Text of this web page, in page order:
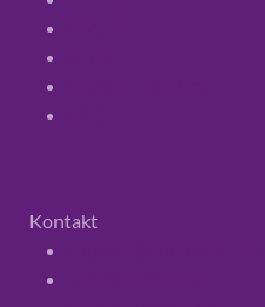
Kontakt